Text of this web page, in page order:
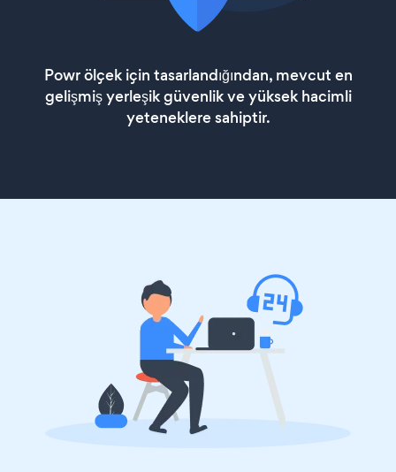
Powr ölçek için tasarlandığından, mevcut en
gelişmiş yerleşik güvenlik ve yüksek hacimli
yeteneklere sahiptir.